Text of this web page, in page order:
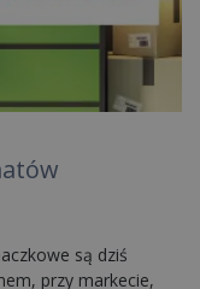
są dziś
przy markecie,